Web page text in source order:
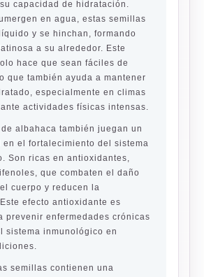
capacidad de hidratación.
en agua, estas semillas
y se hinchan, formando
a su alrededor. Este
hace que sean fáciles de
que también ayuda a mantener
especialmente en climas
actividades físicas intensas.
albahaca también juegan un
el fortalecimiento del sistema
Son ricas en antioxidantes,
que combaten el daño
cuerpo y reducen la
efecto antioxidante es
prevenir enfermedades crónicas
sistema inmunológico en
semillas contienen una